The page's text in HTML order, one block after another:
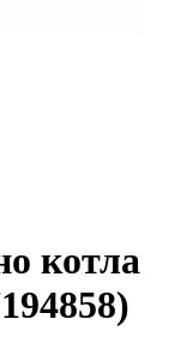
котла